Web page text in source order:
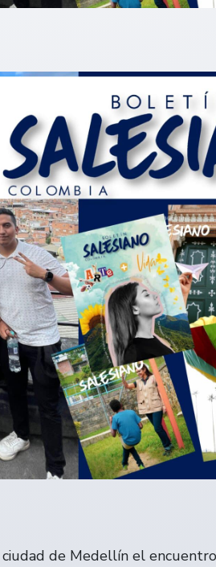
de Medellín el